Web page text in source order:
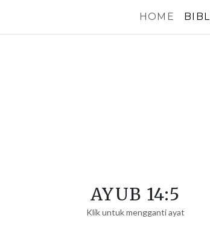
HOME
AYUB 14:5
Klik untuk mengganti ayat